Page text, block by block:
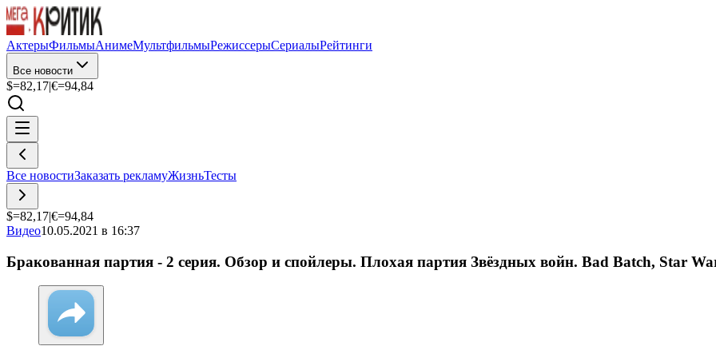
АктерыФильмыАнимеМультфильмыРежиссерыСериалыРейтинги
Все новости
$=82,17|€=94,84
Все новостиЗаказать рекламуЖизньТесты
$=82,17|€=94,84
Видео10.05.2021 в 16:37
Бракованная партия - 2 серия. Обзор и спойлеры. Плохая партия Звёздных войн. Bad Batch, Star